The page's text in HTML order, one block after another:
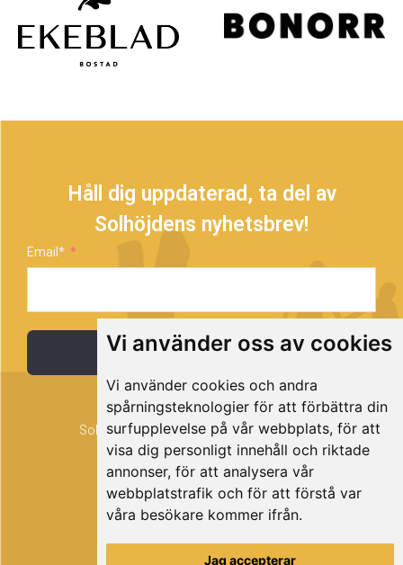
Vi använder oss av cookies
Vi använder cookies och andra
spårningsteknologier för att förbättra din
surfupplevelse på vår webbplats, för att
visa dig personligt innehåll och riktade
annonser, för att analysera vår
webbplatstrafik och för att förstå var
våra besökare kommer ifrån.
Jag accepterar
Håll dig uppdaterad, ta del av
Solhöjdens nyhetsbrev!
Email*
Prenumerera
Solhöjden är ett projekt som drivs av Timrå
kommun.